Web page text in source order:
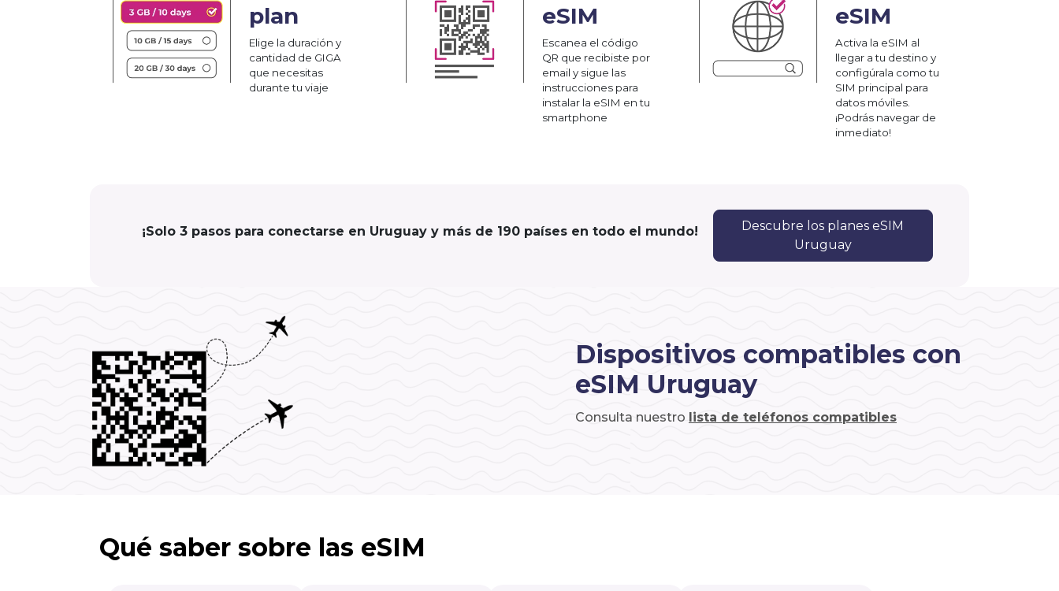
plan
Elige la duración y
cantidad de GIGA
que necesitas
durante tu viaje
eSIM
Escanea el código
QR que recibiste por
email y sigue las
instrucciones para
instalar la eSIM en tu
smartphone
eSIM
Activa la eSIM al
llegar a tu destino y
configúrala como tu
SIM principal para
datos móviles.
¡Podrás navegar de
inmediato!
¡Solo 3 pasos para conectarse en Uruguay y más de 190 países en todo el mundo!
Descubre los planes eSIM
Uruguay
Dispositivos compatibles con
eSIM Uruguay
Consulta nuestro lista de teléfonos compatibles
Qué saber sobre las eSIM